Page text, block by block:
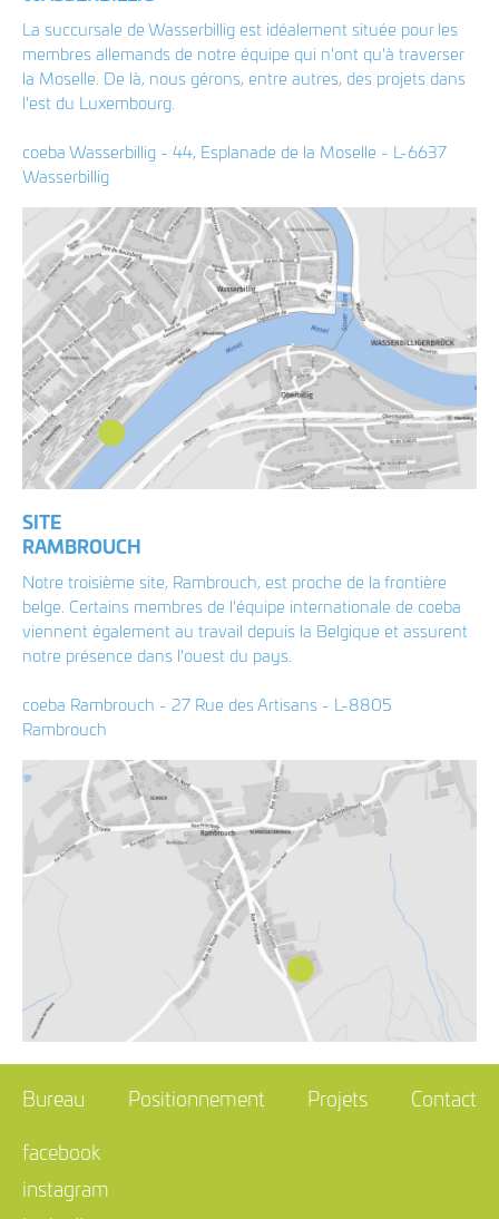
La succursale de Wasserbillig est idéalement située pour les
membres allemands de notre équipe qui n'ont qu'à traverser
la Moselle. De là, nous gérons, entre autres, des projets dans
l'est du Luxembourg.
coeba Wasserbillig - 44, Esplanade de la Moselle - L-6637
Wasserbillig
SITE
RAMBROUCH
Notre troisième site, Rambrouch, est proche de la frontière
belge. Certains membres de l'équipe internationale de coeba
viennent également au travail depuis la Belgique et assurent
notre présence dans l'ouest du pays.
coeba Rambrouch - 27 Rue des Artisans - L-8805
Rambrouch
Bureau Positionnement Projets Contact
facebook
instagram